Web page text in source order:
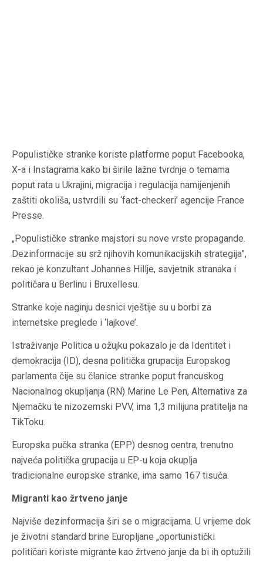
Populističke stranke koriste platforme poput Facebooka,
X-a i Instagrama kako bi širile lažne tvrdnje o temama
poput rata u Ukrajini, migracija i regulacija namijenjenih
zaštiti okoliša, ustvrdili su ‘fact-checkeri’ agencije France
Presse.
„Populističke stranke majstori su nove vrste propagande.
Dezinformacije su srž njihovih komunikacijskih strategija”,
rekao je konzultant Johannes Hillje, savjetnik stranaka i
političara u Berlinu i Bruxellesu.
Stranke koje naginju desnici vještije su u borbi za
internetske preglede i ‘lajkove’.
Istraživanje Politica u ožujku pokazalo je da Identitet i
demokracija (ID), desna politička grupacija Europskog
parlamenta čije su članice stranke poput francuskog
Nacionalnog okupljanja (RN) Marine Le Pen, Alternativa za
Njemačku te nizozemski PVV, ima 1,3 milijuna pratitelja na
TikToku.
Europska pučka stranka (EPP) desnog centra, trenutno
najveća politička grupacija u EP-u koja okuplja
tradicionalne europske stranke, ima samo 167 tisuća.
Migranti kao žrtveno janje
Najviše dezinformacija širi se o migracijama. U vrijeme dok
je životni standard brine Europljane „oportunistički
političari koriste migrante kao žrtveno janje da bi ih optužili